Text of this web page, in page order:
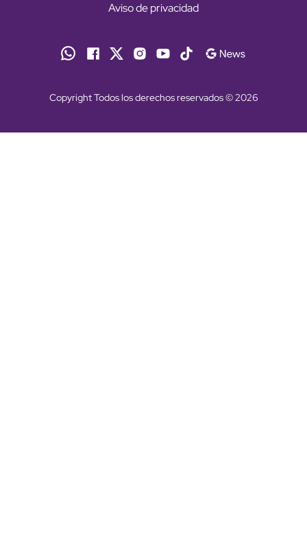
Aviso de privacidad
Copyright Todos los derechos reservados © 2026